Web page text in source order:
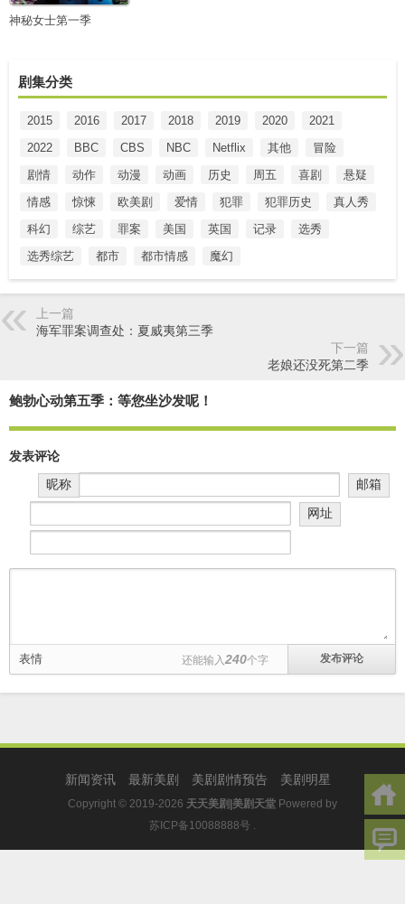
神秘女士第一季
剧集分类
2015 2016 2017 2018 2019 2020
2021
2022
BBC CBS NBC Netflix 其他
冒险
剧情
动作 动漫 动画 历史 周五 喜剧
悬疑
情感
惊悚 欧美剧 爱情 犯罪 犯罪历史
真人秀
科幻
综艺 罪案 美国 英国 记录
选秀
选秀综艺
都市 都市情感 魔幻
上一篇
海军罪案调查处：夏威夷第三季
下一篇
老娘还没死第二季
鲍勃心动第五季：等您坐沙发呢！
发表评论
昵称
邮箱
网址
表情 还能输入 240个字
新闻资讯 最新美剧 美剧剧情预告 美剧明星
Copyright © 2019-2026 天天美剧|美剧天堂 Powered by
苏ICP备10088888号 .